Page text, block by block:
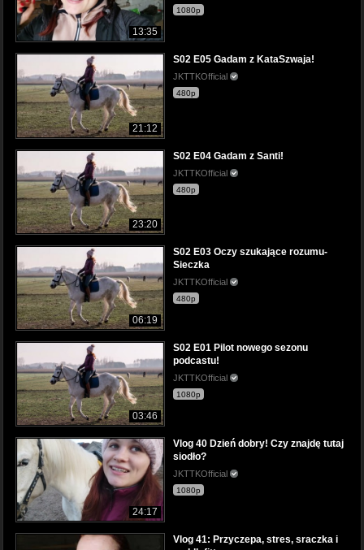
13:35
1080p
21:12
S02 E05 Gadam z KataSzwaja!
JKTTKOfficial
480p
23:20
S02 E04 Gadam z Santi!
JKTTKOfficial
480p
06:19
S02 E03 Oczy szukające rozumu-
Sieczka
JKTTKOfficial
480p
03:46
S02 E01 Pilot nowego sezonu
podcastu!
JKTTKOfficial
1080p
24:17
Vlog 40 Dzień dobry! Czy znajdę tutaj
siodło?
JKTTKOfficial
1080p
Vlog 41: Przyczepa, stres, sraczka i